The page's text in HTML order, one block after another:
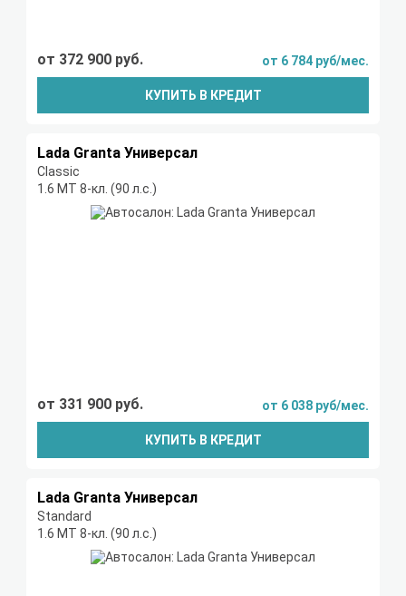
от 372 900 руб. от 6 784 руб/мес.
КУПИТЬ В КРЕДИТ
Lada Granta Универсал
Classic
1.6 МТ 8-кл. (90 л.с.)
от 331 900 руб. от 6 038 руб/мес.
КУПИТЬ В КРЕДИТ
Lada Granta Универсал
Standard
1.6 МТ 8-кл. (90 л.с.)